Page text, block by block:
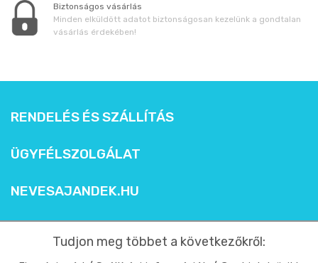
Biztonságos vásárlás
Minden elküldött adatot biztonságosan kezelünk a gondtalan
vásárlás érdekében!
RENDELÉS ÉS SZÁLLÍTÁS
ÜGYFÉLSZOLGÁLAT
NEVESAJANDEK.HU
Tudjon meg többet a következőkről: